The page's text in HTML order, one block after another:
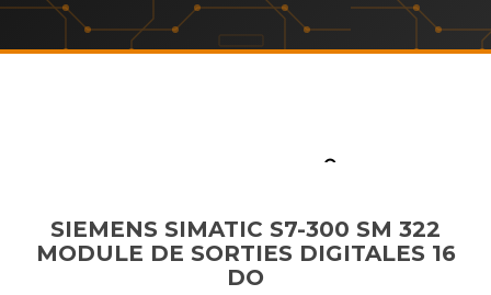
SIEMENS SIMATIC S7-300 SM 322
MODULE DE SORTIES DIGITALES 16
DO